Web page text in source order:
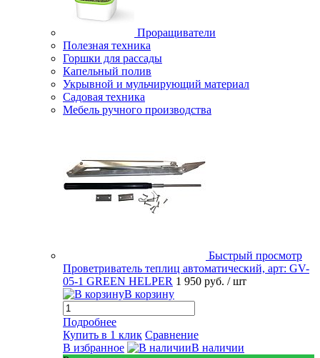
Проращиватели
Полезная техника
Горшки для рассады
Капельный полив
Укрывной и мульчирующий материал
Садовая техника
Мебель ручного производства
Быстрый просмотр
Проветриватель теплиц автоматический, арт: GV-
05-1 GREEN HELPER 1 950 руб. / шт
В корзину
Подробнее
Купить в 1 клик Сравнение
В избранное
В наличии